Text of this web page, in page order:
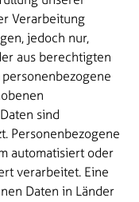
Verarbeitung
jedoch nur,
aus berechtigten
sind
Personenbezogene
automatisiert oder
verarbeitet. Eine
Daten in Länder